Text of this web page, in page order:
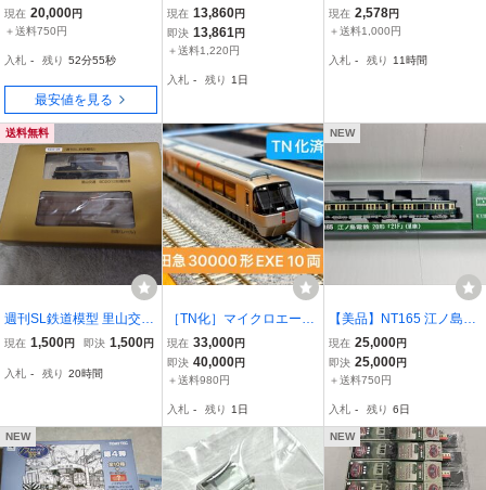
東武1800形 急行りょうも
う 白帯 6両セット
現在 20,000円
＋送料750円
入札 - 残り 52分54秒
最安値を見る
000型 セイジクリーム 編
成タイプ 4両セット 鉄道
模型 Nゲージ 中古 W1147
現在 13,860円
即決 13,861 円
＋送料1,220円
入札 - 残り 1日
3 西武鉄道 5000系 レッド
アロー 6両編成 Nスケー
現在 2,578円
＋送料1,000円
入札 - 残り 11時間
送料無料
週刊SL鉄道模型 里山交
通 BD2012形機関車
現在 1,500円 即決 1,500円
入札 - 残り 20時間
［TN化］マイクロエース
小田急30000形 EXE 10両
セット
現在 33,000円
即決 40,000円
＋送料980円
入札 - 残り 1日
NEW
【美品】NT165 江ノ島電
鉄 20形「21F」 (M車) 江
ノ電 MODEMO モデモ
現在 25,000円
即決 25,000円
＋送料750円
入札 - 残り 6日
NEW NEW